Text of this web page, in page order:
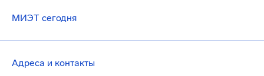
МИЭТ сегодня
Адреса и контакты